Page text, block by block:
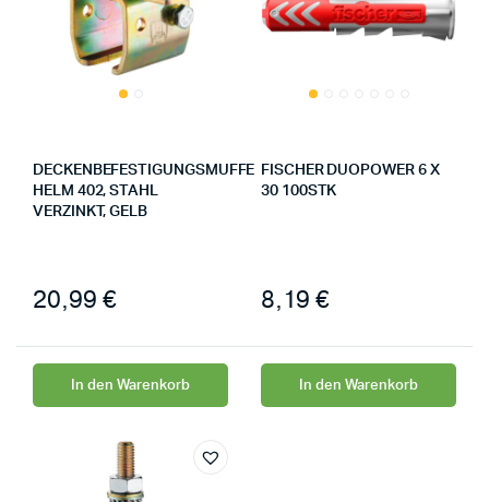
DECKENBEFESTIGUNGSMUFFE
HELM 402, STAHL
VERZINKT, GELB
20,99 €
In den Warenkorb
FISCHER DUOPOWER 6 X
30 100STK
8,19 €
In den Warenkorb